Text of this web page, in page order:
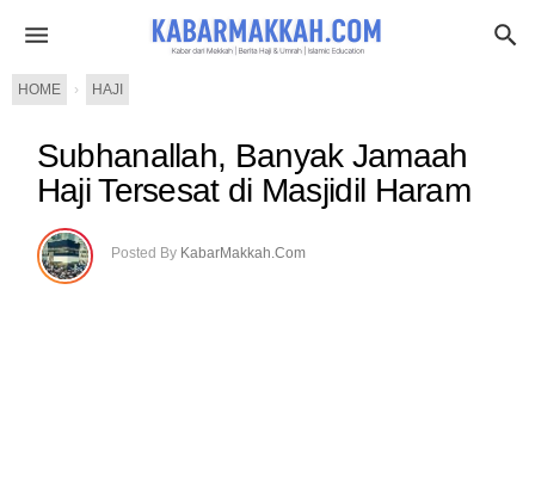
HOME › HAJI
Subhanallah, Banyak Jamaah
Haji Tersesat di Masjidil Haram
Posted By KabarMakkah.Com